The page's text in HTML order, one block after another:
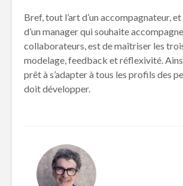
Bref, tout l’art d’un accompagnateur,
d’un manager qui souhaite
collaborateurs, est de maîtriser les
modelage, feedback et réflexivité.
prêt à s’adapter à tous les profils des
doit développer.